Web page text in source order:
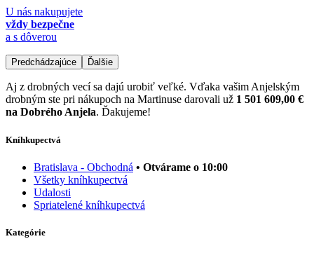
U nás nakupujete
vždy bezpečne
a s dôverou
Predchádzajúce Ďalšie
Aj z drobných vecí sa dajú urobiť veľké. Vďaka vašim Anjelským
drobným ste pri nákupoch na Martinuse darovali už 1 501 609,00 €
na Dobrého Anjela. Ďakujeme!
Kníhkupectvá
Bratislava - Obchodná • Otvárame o 10:00
Všetky kníhkupectvá
Udalosti
Spriatelené kníhkupectvá
Kategórie